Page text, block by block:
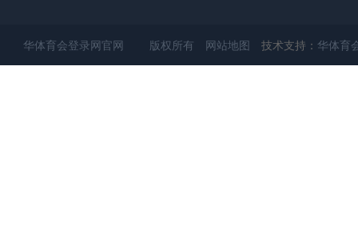
华体育会登录网官网 版权所有 网站地图 技术支持：华体育